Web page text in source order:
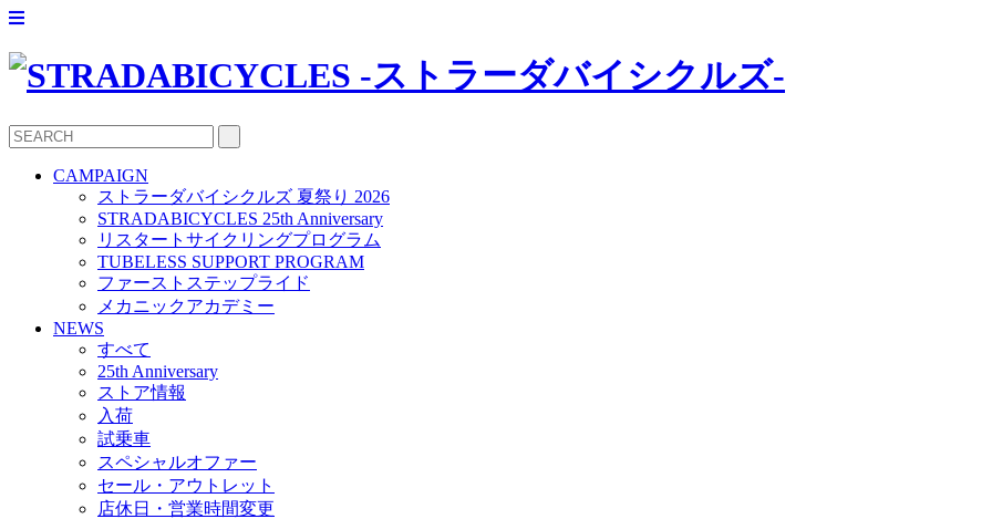
CAMPAIGN
ストラーダバイシクルズ 夏祭り 2026
STRADABICYCLES 25th Anniversary
リスタートサイクリングプログラム
TUBELESS SUPPORT PROGRAM
ファーストステップライド
メカニックアカデミー
NEWS
すべて
25th Anniversary
ストア情報
入荷
試乗車
スペシャルオファー
セール・アウトレット
店休日・営業時間変更